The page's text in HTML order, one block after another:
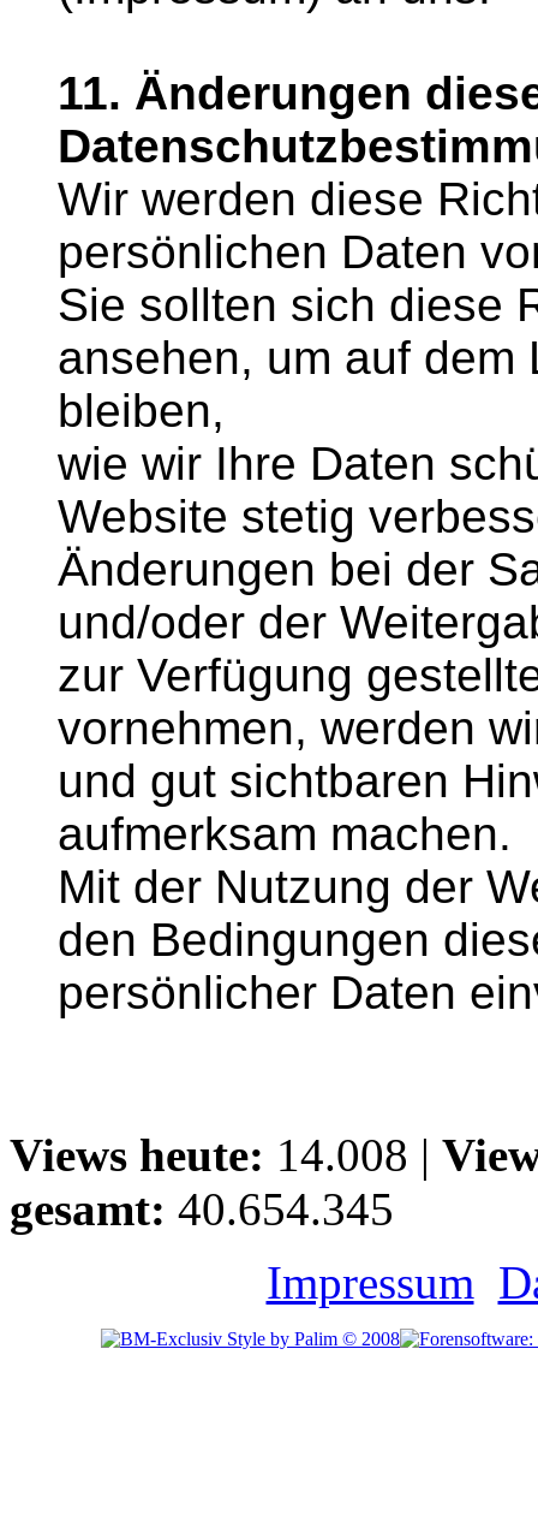
11. Änderungen
Wir werden diese
persönlichen Daten
Sie sollten sich diese
ansehen, um auf dem
bleiben,
wie wir Ihre Daten
Website stetig
Änderungen bei der
und/oder der
zur Verfügung
vornehmen, werden
und gut sichtbaren
aufmerksam machen.
Mit der Nutzung der
den Bedingungen
persönlicher Daten
Views heute: 14.008 |
gesamt: 40.654.345
Impressum